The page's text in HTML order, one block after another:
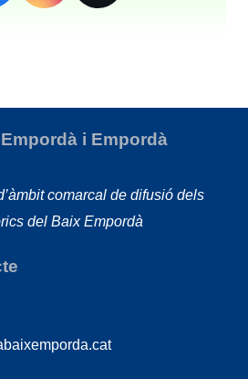
i Empordà
comarcal de difusió dels
del Baix Empordà